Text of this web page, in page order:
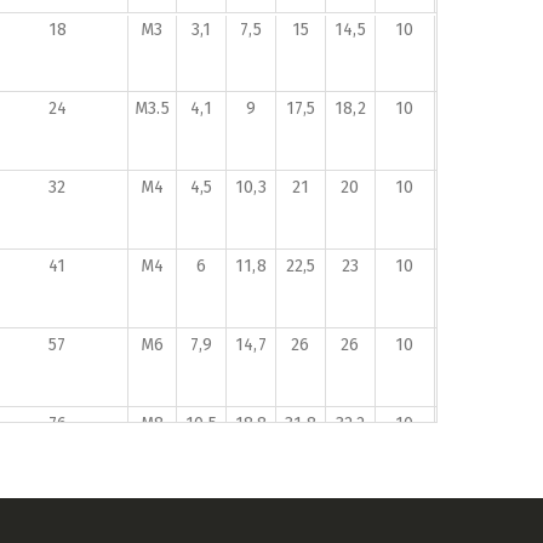
18 M3 3,1 7,5 15 14,5 10
24 M3.5 4,1 9 17,5 18,2 10
32 M4 4,5 10,3 21 20 10
41 M4 6 11,8 22,5 23 10
57 M6 7,9 14,7 26 26 10
76 M8 10,5 18,8 31,8 32,2 10